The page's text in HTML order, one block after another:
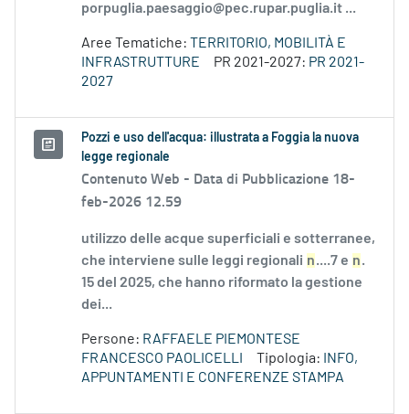
porpuglia.paesaggio@pec.rupar.puglia.it ...
Aree Tematiche: TERRITORIO, MOBILITÀ E
INFRASTRUTTURE
PR 2021-2027: PR 2021-
2027
Pozzi e uso dell'acqua: illustrata a Foggia la nuova
legge regionale
Contenuto Web - Data di Pubblicazione 18-
feb-2026 12.59
utilizzo delle acque superficiali e sotterranee,
che interviene sulle leggi regionali n....7 e n.
15 del 2025, che hanno riformato la gestione
dei...
Persone: RAFFAELE PIEMONTESE
FRANCESCO PAOLICELLI
Tipologia:
INFO,
APPUNTAMENTI E CONFERENZE STAMPA